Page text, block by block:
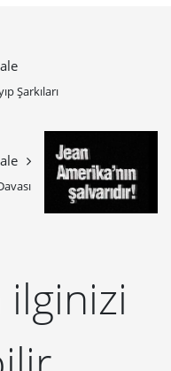
Şarkıları